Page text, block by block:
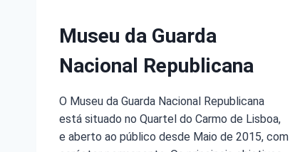
Museu da Guarda
Nacional Republicana
O Museu da Guarda Nacional Republicana
está situado no Quartel do Carmo de Lisboa,
e aberto ao público desde Maio de 2015, com